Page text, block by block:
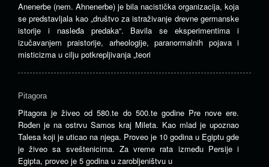
Anenerbe (nem. Ahnenerbe) je bila nacistička organizacija, koja
se predstavljala kao „društvo za istraživanje drevne germanske
istorije i nasleđa predaka“. Bavila se eksperimentima i
izučavanjem praistorije, arheologije, paranormalnih pojava i
misticizma u cilju potkrepljivanja „teori
Pitagora
Pitagora je živeo od 580.te do 500.te godine Pre nove ere.
Rođen je na ostrvu Samos kraj Mileta. Kao mlad je upoznao
Talesa koji je uticao na njega. Proveo je 10 godina u Egiptu gde
je živeo sa sveštenicima. Za vreme rata između Persije i
Egipta, proveo je 5 godina u zarobljeništvu u